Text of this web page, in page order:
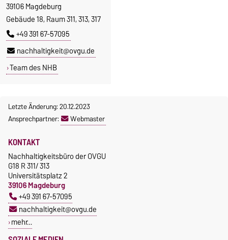
39106 Magdeburg
Gebäude 18, Raum 311, 313, 317
+49 391 67-57095
nachhaltigkeit@ovgu.de
Team des NHB
Letzte Änderung: 20.12.2023
Ansprechpartner:
Webmaster
KONTAKT
Nachhaltigkeitsbüro der OVGU
G18 R 311/ 313
Universitätsplatz 2
39106 Magdeburg
+49 391 67-57095
nachhaltigkeit@ovgu.de
mehr…